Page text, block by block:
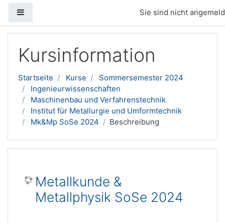
Sie sind nicht
Kursinformation
Startseite Kurse
Sommersemester 2024
Ingenieurwissenschaften
Maschinenbau und Verfahrenstechnik
Institut für Metallurgie und Umformtechnik
Mk&Mp SoSe 2024
Beschreibung
Metallkunde &
Metallphysik SoSe 2024